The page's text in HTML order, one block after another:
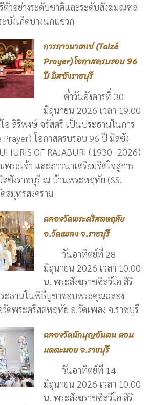
วอย่างระดับชาติและระดับสังฆมณฑล
บังเกิดบางนกแขวก
การภาวนาเทเซ่ (Taizé
Prayer) โอกาสครบรอบ 96
ปี มิสซังราชบุรี
ค่ำวันอังคารที่ 30
มิถุนายน 2026 เวลา 19.00
อ สิริพงษ์ จรัสศรี เป็นประธานในการ
Prayer) โอกาสครบรอบ 96 ปี มิสซัง
IURIS OF RAJABURI (1930–2026)
ระเจ้า และภาวนาเตรียมจิตใจสู่การ
ซังราชบุรี ณ บ้านพระหฤทัย (SS.
สมุทรสงคราม
ฉลองวัดพระคริสตหฤทัย
อ.วัดเพลง จ.ราชบุรี
วันอาทิตย์ที่ 28
มิถุนายน 2026 เวลา 10.00
น. พระสังฆราชซิลวีโอ สิริ
ะธานในพิธีบูชาขอบพระคุณฉลอง
ดพระคริสตหฤทัย อ.วัดเพลง จ.ราชบุรี
ฉลองวัดนักบุญอันตน ดอน
มดตะนอย จ.ราชบุรี
วันอาทิตย์ที่ 14
มิถุนายน 2026 เวลา 10.00
น. พระสังฆราชซิลวีโอ สิริ